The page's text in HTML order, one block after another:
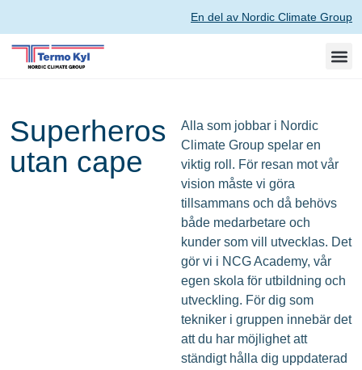
En del av Nordic Climate Group
Superheros
utan cape
Alla som jobbar i Nordic
Climate Group spelar en
viktig roll. För resan mot vår
vision måste vi göra
tillsammans och då behövs
både medarbetare och
kunder som vill utvecklas. Det
gör vi i NCG Academy, vår
egen skola för utbildning och
utveckling. För dig som
tekniker i gruppen innebär det
att du har möjlighet att
ständigt hålla dig uppdaterad